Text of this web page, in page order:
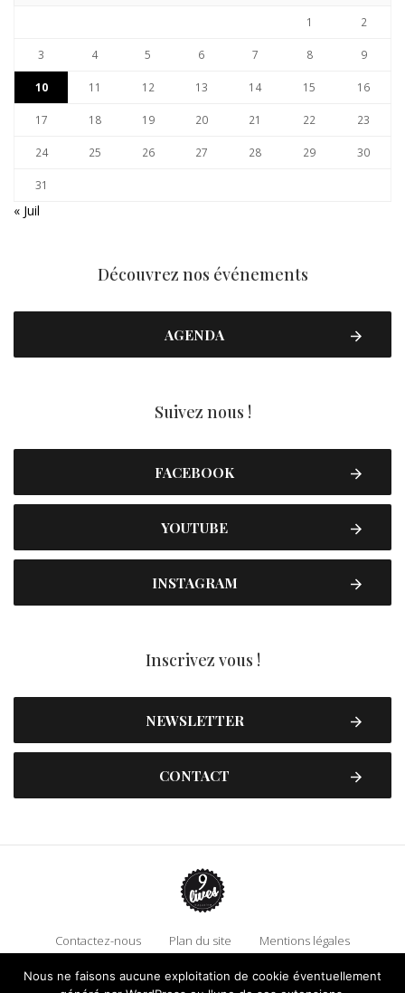
1 2
3 4 5 6 7 8 9
10 11 12 13 14 15 16
17 18 19 20 21 22 23
24 25 26 27 28 29 30
31
« Juil
Découvrez nos événements
AGENDA
Suivez nous !
FACEBOOK
YOUTUBE
INSTAGRAM
Inscrivez vous !
NEWSLETTER
CONTACT
Contactez-nous Plan du site
Mentions légales
Politique de confidentialité
Adhérez à 9 Lives
Nous ne faisons aucune exploitation de cookie éventuellement